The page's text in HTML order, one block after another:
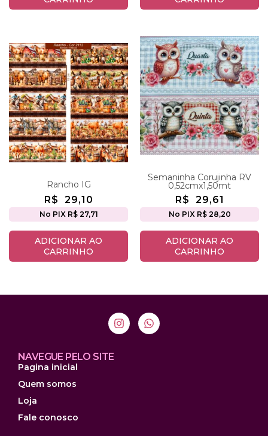
Rancho IG
R$ 29,10
No PIX R$ 27,71
ADICIONAR AO
CARRINHO
Semaninha Corujinha RV
0,52cmx1,50mt
R$ 29,61
No PIX R$ 28,20
ADICIONAR AO
CARRINHO
NAVEGUE PELO SITE
Pagina inicial
Quem somos
Loja
Fale conosco